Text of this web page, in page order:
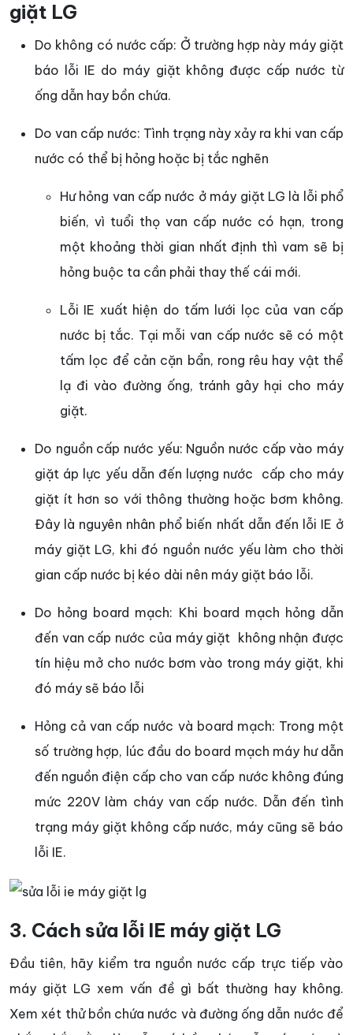
giặt LG
Do không có nước cấp: Ở trường hợp này máy giặt
báo lỗi IE do máy giặt không được cấp nước từ
ống dẫn hay bồn chứa.
Do van cấp nước: Tình trạng này xảy ra khi van cấp
nước có thể bị hỏng hoặc bị tắc nghẽn
Hư hỏng van cấp nước ở máy giặt LG là lỗi phổ
biến, vì tuổi thọ van cấp nước có hạn, trong
một khoảng thời gian nhất định thì vam sẽ bị
hỏng buộc ta cần phải thay thế cái mới.
Lỗi IE xuất hiện do tấm lưới lọc của van cấp
nước bị tắc. Tại mỗi van cấp nước sẽ có một
tấm lọc để cản cặn bẩn, rong rêu hay vật thể
lạ đi vào đường ống, tránh gây hại cho máy
giặt.
Do nguồn cấp nước yếu: Nguồn nước cấp vào máy
giặt áp lực yếu dẫn đến lượng nước cấp cho máy
giặt ít hơn so với thông thường hoặc bơm không.
Đây là nguyên nhân phổ biến nhất dẫn đến lỗi IE ở
máy giặt LG, khi đó nguồn nước yếu làm cho thời
gian cấp nước bị kéo dài nên máy giặt báo lỗi.
Do hỏng board mạch: Khi board mạch hỏng dẫn
đến van cấp nước của máy giặt không nhận được
tín hiệu mở cho nước bơm vào trong máy giặt, khi
đó máy sẽ báo lỗi
Hỏng cả van cấp nước và board mạch: Trong một
số trường hợp, lúc đầu do board mạch máy hư dẫn
đến nguồn điện cấp cho van cấp nước không đúng
mức 220V làm cháy van cấp nước. Dẫn đến tình
trạng máy giặt không cấp nước, máy cũng sẽ báo
lỗi IE.
3. Cách sửa lỗi IE máy giặt LG
Đầu tiên, hãy kiểm tra nguồn nước cấp trực tiếp vào
máy giặt LG xem vấn đề gì bất thường hay không.
Xem xét thử bồn chứa nước và đường ống dẫn nước để